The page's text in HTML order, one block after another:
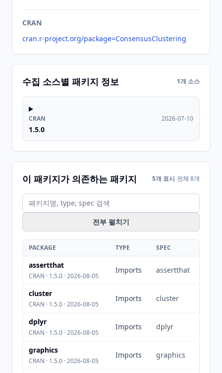
CRAN
cran.r-project.org/package=ConsensusClustering
수집 소스별 패키지 정보 1개 소스
CRAN
1.5.0
2026-07-10
이 패키지가 의존하는 패키지 5개 표시 전체 8개
전부 펼치기
PACKAGE TYPE SPEC
assertthat
CRAN · 1.5.0 · 2026-08-05
Imports assertthat
cluster
CRAN · 1.5.0 · 2026-08-05
Imports cluster
dplyr
CRAN · 1.5.0 · 2026-08-05
Imports dplyr
graphics
CRAN · 1.5.0 · 2026-08-05
Imports graphics